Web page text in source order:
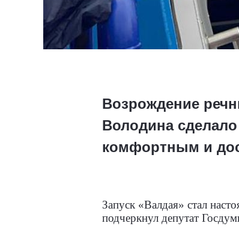
Возрождение
Володина
комфортным и
Запуск «Валдая» стал
подчеркнул депутат